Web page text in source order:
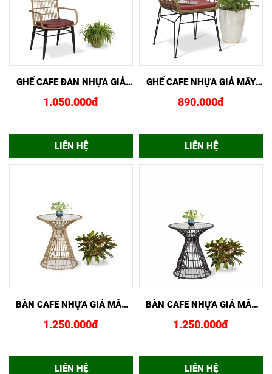
XEM NHANH MUA NGAY
GHẾ CAFE ĐAN NHỰA GIẢ
MÂY GCF02443
1.050.000đ
LIÊN HỆ
XEM NHANH MUA NGAY
GHẾ CAFE NHỰA GIẢ MÂY
GCF02444
890.000đ
LIÊN HỆ
XEM NHANH MUA NGAY
BÀN CAFE NHỰA GIẢ MÂY
CAO GCF02432
1.250.000đ
LIÊN HỆ
XEM NHANH MUA NGAY
BÀN CAFE NHỰA GIẢ MÂY
CAO GCF02431
1.250.000đ
LIÊN HỆ